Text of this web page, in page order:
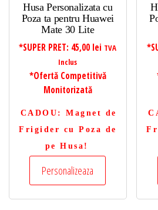
Husa Personalizata cu
Poza ta pentru Huawei
Mate 30 Lite
*SUPER PRET: 45,00 lei TVA
Inclus
*Ofertă Competitivă
Monitorizată
CADOU : Magnet de
Frigider cu Poza de
pe Husa!
Personalizeaza